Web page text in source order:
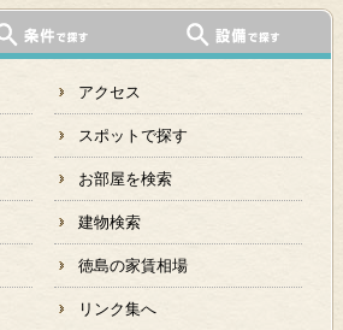
アクセス
スポットで探す
お部屋を検索
建物検索
徳島の家賃相場
リンク集へ